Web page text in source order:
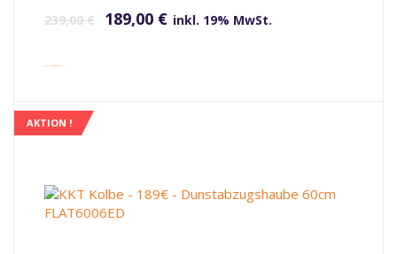
239,00€ 189,00 € inkl. 19% MwSt.
inkl. Versandkosten
AKTION !